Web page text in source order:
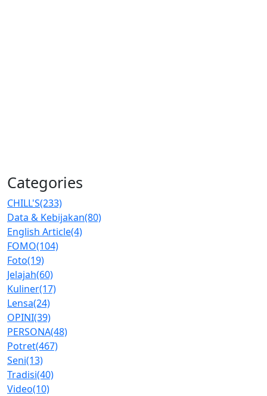
Categories
CHILL'S(233)
Data & Kebijakan(80)
English Article(4)
FOMO(104)
Foto(19)
Jelajah(60)
Kuliner(17)
Lensa(24)
OPINI(39)
PERSONA(48)
Potret(467)
Seni(13)
Tradisi(40)
Video(10)